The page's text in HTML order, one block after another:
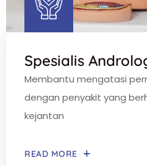
Spesialis
Membantu mengatasi
dengan penyakit yang
kejantan
READ MORE